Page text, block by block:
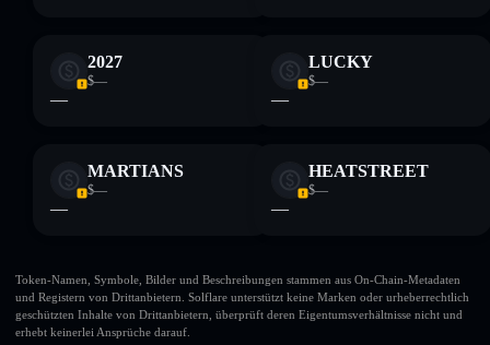
2027
$—
—
LUCKY
$—
—
MARTIANS
$—
—
HEATSTREET
$—
—
Token-Namen, Symbole, Bilder und Beschreibungen stammen aus On-Chain-Metadaten
und Registern von Drittanbietern. Solflare unterstützt keine Marken oder urheberrechtlich
geschützten Inhalte von Drittanbietern, überprüft deren Eigentumsverhältnisse nicht und
erhebt keinerlei Ansprüche darauf.